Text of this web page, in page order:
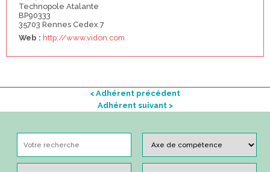
Technopole Atalante
BP90333
35703 Rennes Cedex 7
Web : http://www.vidon.com
< Adhérent précédent
Adhérent suivant >